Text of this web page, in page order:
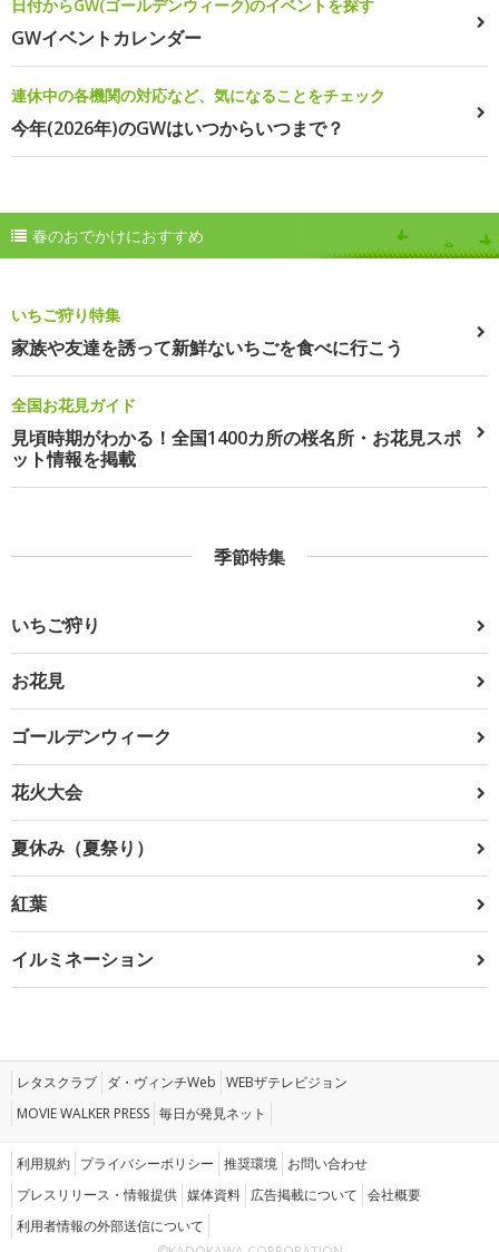
日付からGW(ゴールデンウィーク)のイベントを探す
GWイベントカレンダー
連休中の各機関の対応など、気になることをチェック
今年(2026年)のGWはいつからいつまで？
春のおでかけにおすすめ
いちご狩り特集
家族や友達を誘って新鮮ないちごを食べに行こう
全国お花見ガイド
見頃時期がわかる！全国1400カ所の桜名所・お花見スポ
ット情報を掲載
季節特集
いちご狩り
お花見
ゴールデンウィーク
花火大会
夏休み（夏祭り）
紅葉
イルミネーション
レタスクラブ ダ・ヴィンチWeb WEBザテレビジョン
MOVIE WALKER PRESS 毎日が発見ネット
利用規約 プライバシーポリシー 推奨環境 お問い合わせ
プレスリリース・情報提供 媒体資料 広告掲載について 会社概要
利用者情報の外部送信について